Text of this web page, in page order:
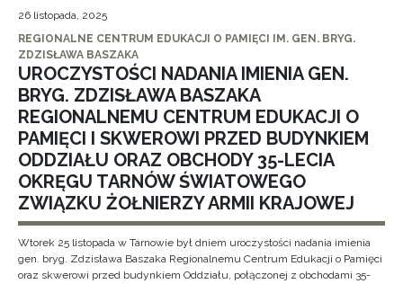
26 listopada, 2025
REGIONALNE CENTRUM EDUKACJI O PAMIĘCI IM. GEN. BRYG.
ZDZISŁAWA BASZAKA
UROCZYSTOŚCI NADANIA IMIENIA GEN.
BRYG. ZDZISŁAWA BASZAKA
REGIONALNEMU CENTRUM EDUKACJI O
PAMIĘCI I SKWEROWI PRZED BUDYNKIEM
ODDZIAŁU ORAZ OBCHODY 35-LECIA
OKRĘGU TARNÓW ŚWIATOWEGO
ZWIĄZKU ŻOŁNIERZY ARMII KRAJOWEJ
Wtorek 25 listopada w Tarnowie był dniem uroczystości nadania imienia
gen. bryg. Zdzisława Baszaka Regionalnemu Centrum Edukacji o Pamięci
oraz skwerowi przed budynkiem Oddziału, połączonej z obchodami 35-